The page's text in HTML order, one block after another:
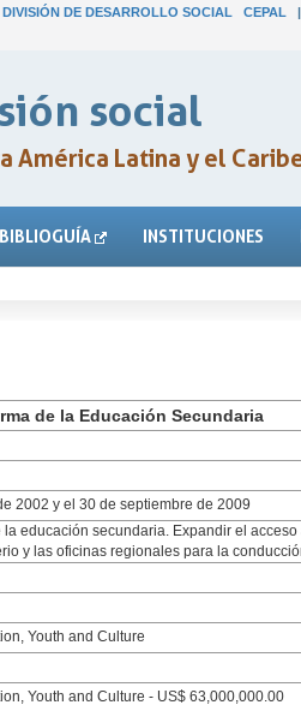
DIVISIÓN DE DESARROLLO SOCIAL CEPAL
social
América Latina y el
BIBLIOGUÍA INSTITUCIONES
de la Educación Secundaria
2002 y el 30 de septiembre de 2009
educación secundaria. Expandir el
y las oficinas regionales para la
Youth and Culture
Youth and Culture - US$ 63,000,000.00